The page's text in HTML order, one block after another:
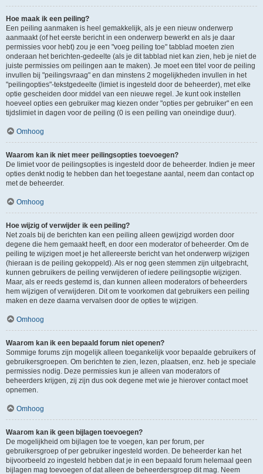
Hoe maak ik een peiling?
Een peiling aanmaken is heel gemakkelijk, als je een nieuw onderwerp
aanmaakt (of het eerste bericht in een onderwerp bewerkt en als je daar
permissies voor hebt) zou je een "voeg peiling toe" tabblad moeten zien
onderaan het berichten-gedeelte (als je dit tabblad niet kan zien, heb je niet de
juiste permissies om peilingen aan te maken). Je moet een titel voor de peiling
invullen bij "peilingsvraag" en dan minstens 2 mogelijkheden invullen in het
"peilingopties"-tekstgedeelte (limiet is ingesteld door de beheerder), met elke
optie gescheiden door middel van een nieuwe regel. Je kunt ook instellen
hoeveel opties een gebruiker mag kiezen onder "opties per gebruiker" en een
tijdslimiet in dagen voor de peiling (0 is een peiling van oneindige duur).
Omhoog
Waarom kan ik niet meer peilingsopties toevoegen?
De limiet voor de peilingsopties is ingesteld door de beheerder. Indien je meer
opties denkt nodig te hebben dan het toegestane aantal, neem dan contact op
met de beheerder.
Omhoog
Hoe wijzig of verwijder ik een peiling?
Net zoals bij de berichten kan een peiling alleen gewijzigd worden door
degene die hem gemaakt heeft, en door een moderator of beheerder. Om de
peiling te wijzigen moet je het allereerste bericht van het onderwerp wijzigen
(hieraan is de peiling gekoppeld). Als er nog geen stemmen zijn uitgebracht,
kunnen gebruikers de peiling verwijderen of iedere peilingsoptie wijzigen.
Maar, als er reeds gestemd is, dan kunnen alleen moderators of beheerders
hem wijzigen of verwijderen. Dit om te voorkomen dat gebruikers een peiling
maken en deze daarna vervalsen door de opties te wijzigen.
Omhoog
Waarom kan ik een bepaald forum niet openen?
Sommige forums zijn mogelijk alleen toegankelijk voor bepaalde gebruikers of
gebruikersgroepen. Om berichten te zien, lezen, plaatsen, enz. heb je speciale
permissies nodig. Deze permissies kun je alleen van moderators of
beheerders krijgen, zij zijn dus ook degene met wie je hierover contact moet
opnemen.
Omhoog
Waarom kan ik geen bijlagen toevoegen?
De mogelijkheid om bijlagen toe te voegen, kan per forum, per
gebruikersgroep of per gebruiker ingesteld worden. De beheerder kan het
bijvoorbeeld zo ingesteld hebben dat je in een bepaald forum helemaal geen
bijlagen mag toevoegen of dat alleen de beheerdersgroep dit mag. Neem